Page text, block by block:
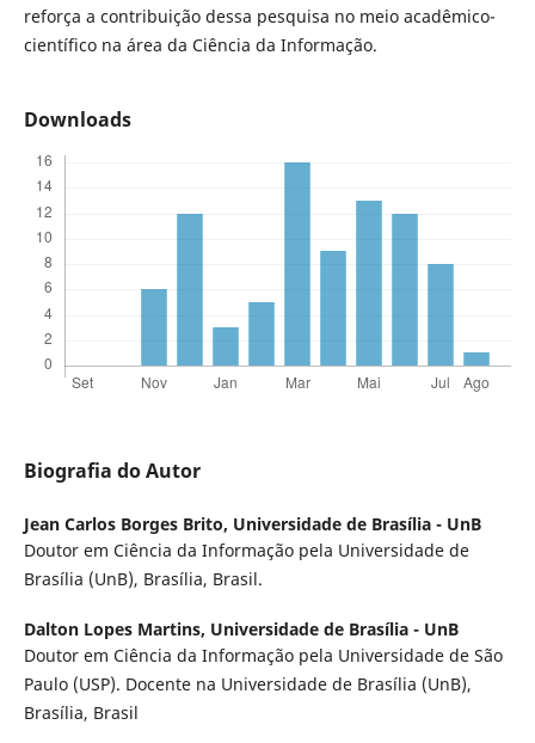
reforça a contribuição dessa pesquisa no meio acadêmico-
científico na área da Ciência da Informação.
Downloads
Biografia do Autor
Jean Carlos Borges Brito, Universidade de Brasília - UnB
Doutor em Ciência da Informação pela Universidade de
Brasília (UnB), Brasília, Brasil.
Dalton Lopes Martins, Universidade de Brasília - UnB
Doutor em Ciência da Informação pela Universidade de São
Paulo (USP). Docente na Universidade de Brasília (UnB),
Brasília, Brasil